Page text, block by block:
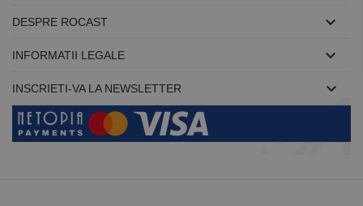
DESPRE ROCAST 
INFORMATII LEGALE 
INSCRIETI-VA LA NEWSLETTER 